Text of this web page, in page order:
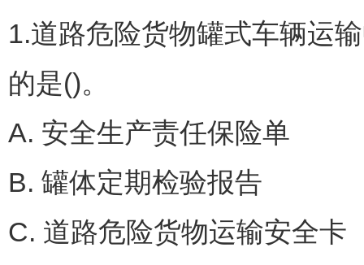
1.道路危险货物罐式车辆运
的是()。
A. 安全生产责任保险单
B. 罐体定期检验报告
C. 道路危险货物运输安全卡